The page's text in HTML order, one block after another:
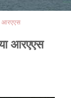
आरएएस
आरएएस